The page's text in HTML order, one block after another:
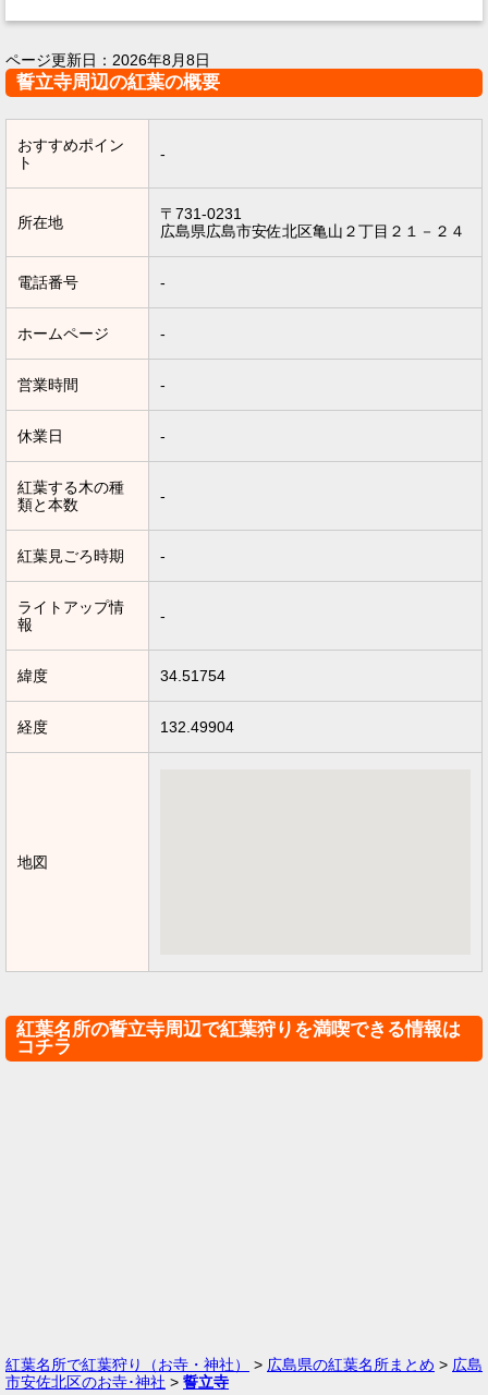
ページ更新日： 2026年8月8日
誓立寺周辺の紅葉の概要
おすすめポイン
ト
-
所在地
〒731-0231
広島県広島市安佐北区亀山２丁目２１－２４
電話番号 -
ホームページ -
営業時間 -
休業日 -
紅葉する木の種
類と本数
-
紅葉見ごろ時期 -
ライトアップ情
報
-
緯度 34.51754
経度 132.49904
地図
紅葉名所の誓立寺周辺で紅葉狩りを満喫できる情報は
コチラ
紅葉名所で紅葉狩り（お寺・神社） > 広島県の紅葉名所まとめ > 広島
市安佐北区のお寺･神社 > 誓立寺